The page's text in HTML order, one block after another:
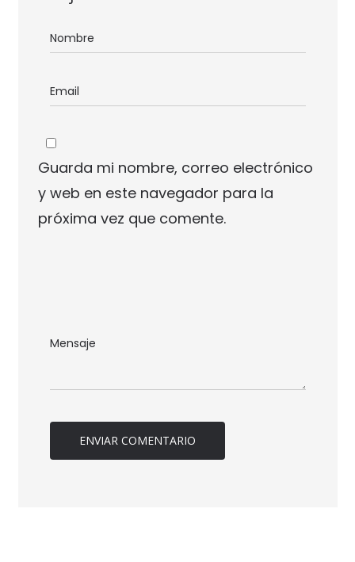
Guarda mi nombre, correo electrónico
y web en este navegador para la
próxima vez que comente.